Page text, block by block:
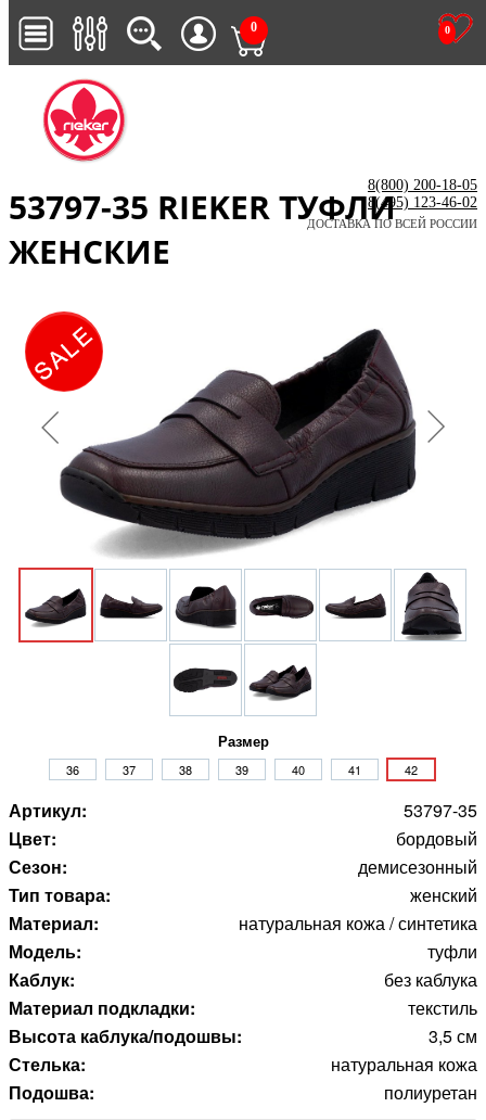
0
0
8(800) 200-18-05
8(495) 123-46-02
ДОСТАВКА ПО ВСЕЙ РОССИИ
53797-35 RIEKER ТУФЛИ
ЖЕНСКИЕ
Размер
36 37 38 39 40 41 42
Артикул:
53797-35
Цвет:
бордовый
Сезон:
демисезонный
Тип товара:
женский
Материал:
натуральная кожа / синтетика
Модель:
туфли
Каблук:
без каблука
Материал подкладки:
текстиль
Высота каблука/подошвы:
3,5 см
Стелька:
натуральная кожа
Подошва:
полиуретан